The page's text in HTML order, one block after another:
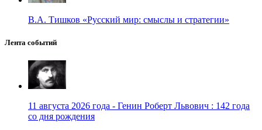
В.А. Тишков «Русский мир: смыслы и стратегии»
Лента событий
11 августа 2026 года - Генин Роберт Львович : 142 года
со дня рождения